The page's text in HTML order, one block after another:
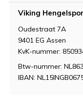
Viking
Oudestraat 7A
9401 EG Assen
KvK-nummer:
Btw-nummer:
IBAN: